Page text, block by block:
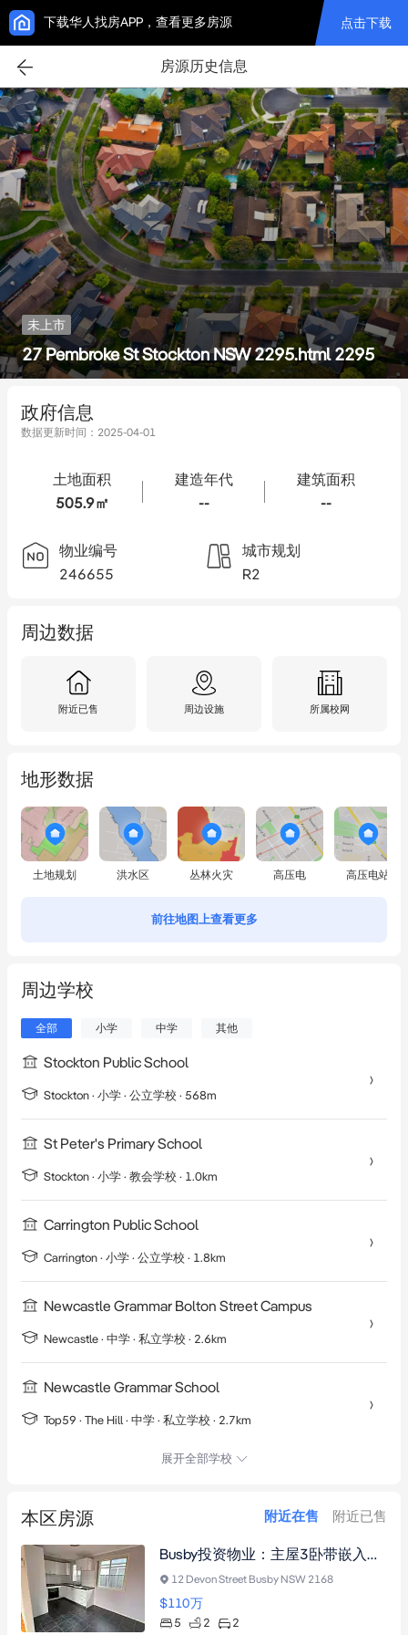
下载华人找房APP，查看更多房源 点击下载
房源历史信息
未上市
27 Pembroke St Stockton NSW 2295.html 2295
政府信息
数据更新时间： 2025-04-01
土地面积
505.9㎡
建造年代
--
建筑面积
--
物业编号
246655
城市规划
R2
周边数据
附近已售 周边设施 所属校网
地形数据
土地规划 洪水区 丛林火灾 高压电 高压电站
前往地图上查看更多
周边学校
全部 小学 中学 其他
Stockton Public School
Stockton · 小学 · 公立学校 · 568m
St Peter's Primary School
Stockton · 小学 · 教会学校 · 1.0km
Carrington Public School
Carrington · 小学 · 公立学校 · 1.8km
Newcastle Grammar Bolton Street Campus
Newcastle · 中学 · 私立学校 · 2.6km
Newcastle Grammar School
Top59 · The Hill· 中学 · 私立学校 · 2.7km
展开全部学校
本区房源 附近在售 附近已售
Busby投资物业：主屋3卧带嵌入式衣柜，姻亲房2卧，燃气厨房，宽敞露台及后院
12 Devon Street Busby NSW 2168
$110万
5 2 2